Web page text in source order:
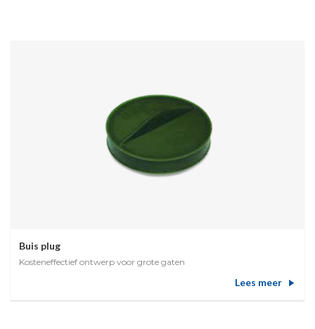
Buis plug
Kosteneffectief ontwerp voor grote gaten
Lees meer